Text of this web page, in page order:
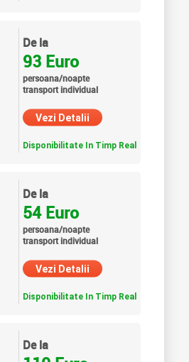
De la
93 Euro
persoana/noapte
transport individual
Vezi Detalii
Disponibilitate In Timp Real
De la
54 Euro
persoana/noapte
transport individual
Vezi Detalii
Disponibilitate In Timp Real
De la